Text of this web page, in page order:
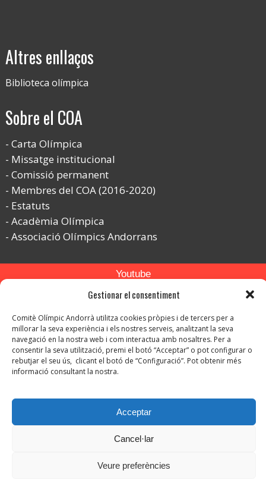
Gestionar el consentiment
Comitè Olímpic Andorrà utilitza cookies pròpies i de tercers per a
millorar la seva experiència i els nostres serveis, analitzant la seva
navegació en la nostra web i com interactua amb nosaltres. Per a
consentir la seva utilització, premi el botó “Acceptar” o pot configurar o
rebutjar el seu ús, clicant el botó de “Configuració”. Pot obtenir més
informació consultant la nostra.
Acceptar
Cancel·lar
Veure preferències
Altres enllaços
Biblioteca olímpica
Sobre el COA
Carta Olímpica
Missatge institucional
Comissió permanent
Membres del COA (2016-2020)
Estatuts
Acadèmia Olímpica
Associació Olímpics Andorrans
Youtube
Flickr
Instagram
Avís legal-
Política de protecció de dades
Política de Cookies